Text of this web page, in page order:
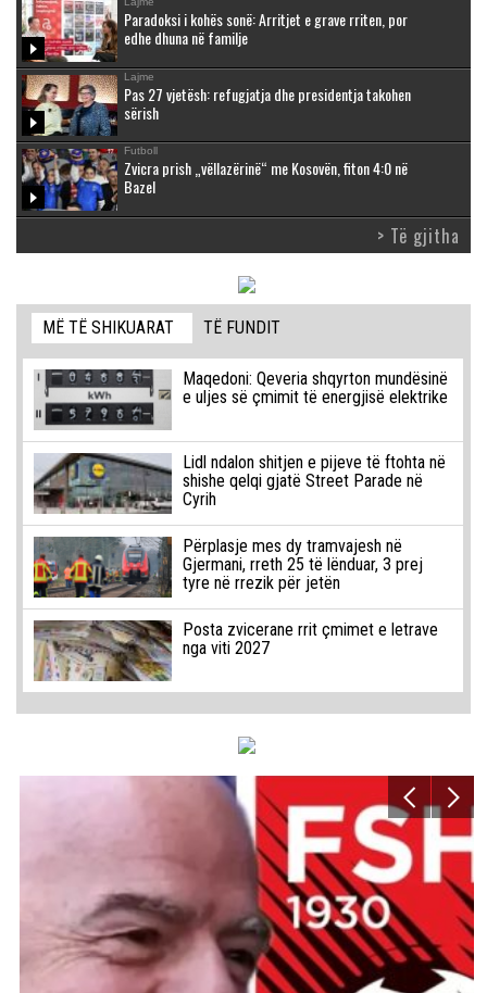
Paradoksi i kohës sonë: Arritjet e grave rriten, por
edhe dhuna në familje
Lajme
Pas 27 vjetësh: refugjatja dhe presidentja takohen
sërish
Futboll
Zvicra prish „vëllazërinë“ me Kosovën, fiton 4:0 në
Bazel
> Të gjitha
MË TË SHIKUARAT TË FUNDIT
Maqedoni: Qeveria shqyrton mundësinë
e uljes së çmimit të energjisë elektrike
Lidl ndalon shitjen e pijeve të ftohta në
shishe qelqi gjatë Street Parade në
Cyrih
Përplasje mes dy tramvajesh në
Gjermani, rreth 25 të lënduar, 3 prej
tyre në rrezik për jetën
Posta zvicerane rrit çmimet e letrave
nga viti 2027